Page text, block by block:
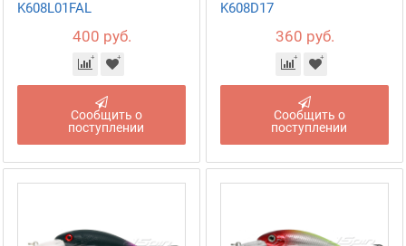
K608L01FAL
400 руб.
Сообщить о
поступлении
K608D17
360 руб.
Сообщить о
поступлении